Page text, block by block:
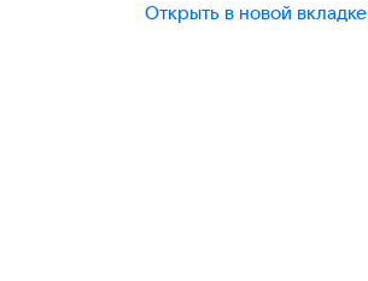
Открыть в новой вкладке